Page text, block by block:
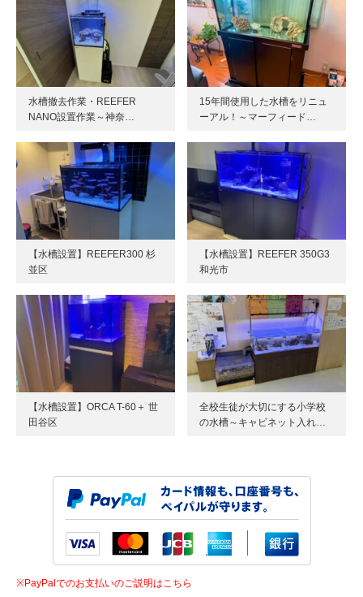
水槽撤去作業・REEFER
NANO設置作業～神奈…
15年間使用した水槽をリニュ
ーアル！～マーフィード…
【水槽設置】REEFER300 杉
並区
【水槽設置】REEFER 350G3
和光市
【水槽設置】ORCA T-60＋ 世
田谷区
全校生徒が大切にする小学校
の水槽～キャビネット入れ…
※PayPalでのお支払いのご説明はこちら